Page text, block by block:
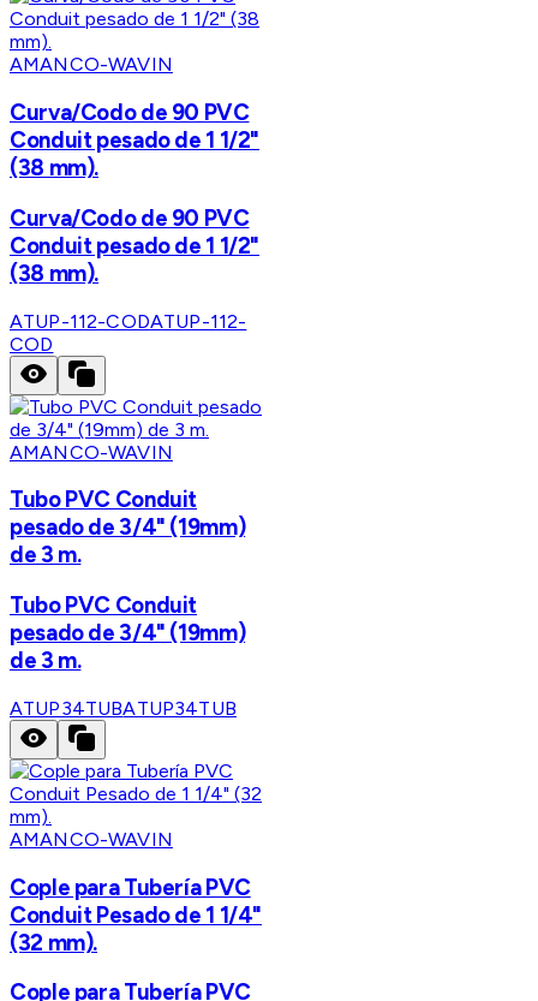
AMANCO-WAVIN
Curva/Codo de 90 PVC
Conduit pesado de 1 1/2"
(38 mm).
Curva/Codo de 90 PVC
Conduit pesado de 1 1/2"
(38 mm).
ATUP-112-CODATUP-112-
COD
AMANCO-WAVIN
Tubo PVC Conduit
pesado de 3/4" (19mm)
de 3 m.
Tubo PVC Conduit
pesado de 3/4" (19mm)
de 3 m.
ATUP34TUBATUP34TUB
AMANCO-WAVIN
Cople para Tubería PVC
Conduit Pesado de 1 1/4"
(32 mm).
Cople para Tubería PVC